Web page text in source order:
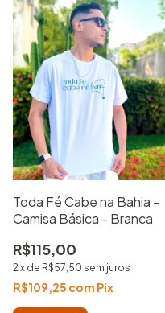
Toda Fé Cabe na Bahia -
Camisa Básica - Branca
R$115,00
2x de R$57,50 sem juros
R$109,25 com Pix